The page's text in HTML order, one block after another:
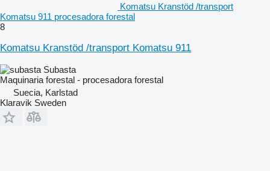
Komatsu Kranstöd /transport
Komatsu 911 procesadora forestal
8
Komatsu Kranstöd /transport Komatsu 911
Subasta
Maquinaria forestal - procesadora forestal
Suecia, Karlstad
Klaravik Sweden